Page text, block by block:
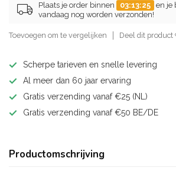
Plaats je order binnen 03:13:25 en je
vandaag nog worden verzonden!
Toevoegen om te vergelijken Deel dit product
Scherpe tarieven en snelle levering
Al meer dan 60 jaar ervaring
Gratis verzending vanaf €25 (NL)
Gratis verzending vanaf €50 BE/DE
Productomschrijving